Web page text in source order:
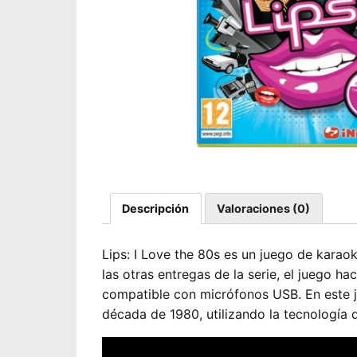
Descripción Valoraciones (0)
Lips: I Love the 80s es un juego de
las otras entregas de la serie, el juego
compatible con micrófonos USB. En
década de 1980, utilizando la tecnología